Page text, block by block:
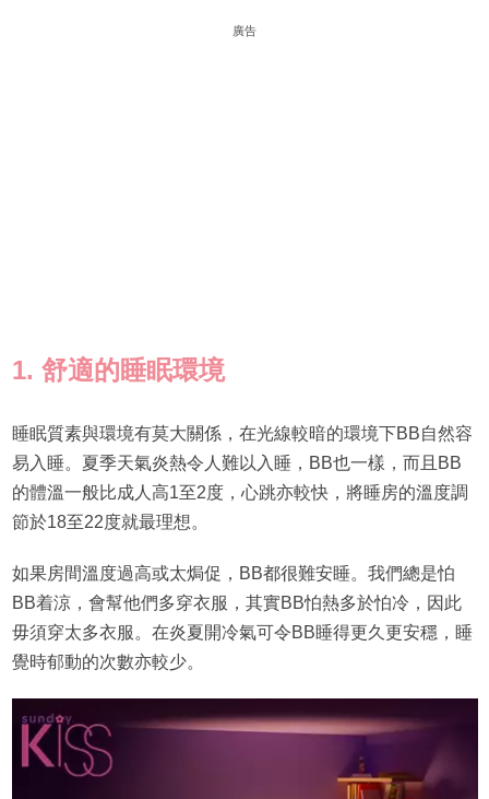
廣告
1. 舒適的睡眠環境
睡眠質素與環境有莫大關係，在光線較暗的環境下BB自然容
易入睡。夏季天氣炎熱令人難以入睡，BB也一樣，而且BB
的體溫一般比成人高1至2度，心跳亦較快，將睡房的溫度調
節於18至22度就最理想。
如果房間溫度過高或太焗促，BB都很難安睡。我們總是怕
BB着涼，會幫他們多穿衣服，其實BB怕熱多於怕冷，因此
毋須穿太多衣服。在炎夏開冷氣可令BB睡得更久更安穩，睡
覺時郁動的次數亦較少。